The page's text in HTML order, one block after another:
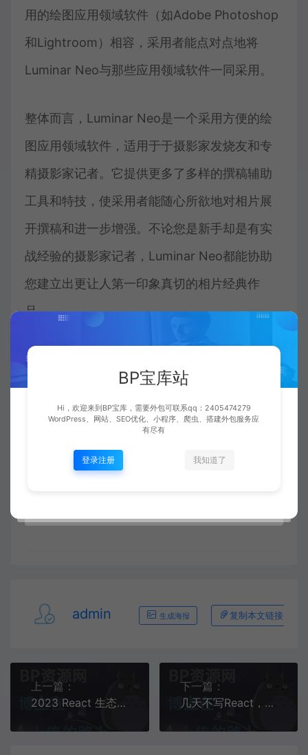
用的绘图应用领域软件（如Adobe Photoshop
和Lightroom）相容，采用者能点对点地将
Luminar Neo与那些应用领域软件一同采用。
整体而言，Luminar Neo是一个采用方便的绘
图应用领域软件，适用于于摄影家发烧友和专
精摄影家记者。它提供更多了多样的撰稿辅助
工具和特技，使采用者能随心所欲地对相片展
开撰稿和进一步增强。不论您是新手却是有实
战经验的摄影家记者，Luminar Neo都能协助
您建立出更让人第一印象真切的相片经典作
品。
https://www.macz.com/mac/8131.html?
id=Njc2OSZfJjI3LjE4Ni4xNC4xMjU%3D
admin 生成海报 复制本文链接
上一篇：
2023 React 生态系统，以及我的一些吐槽……
下一篇：
几天不写React，已经看不懂语法了
BP宝库站
Hi，欢迎来到BP宝库，需要外包可联系qq：2405474279
WordPress、网站、SEO优化、小程序、爬虫、搭建外包服务应
有尽有
登录注册 我知道了